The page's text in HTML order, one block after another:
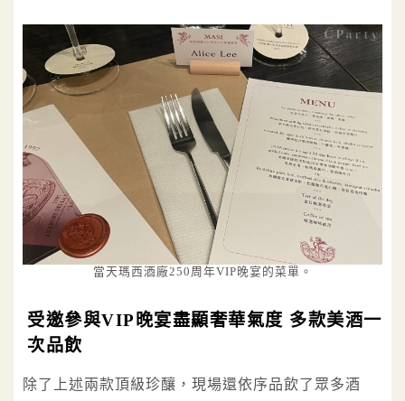
當天瑪西酒廠250周年VIP晚宴的菜單。
受邀參與VIP晚宴盡顯奢華氣度 多款美酒一
次品飲
除了上述兩款頂級珍釀，現場還依序品飲了眾多酒